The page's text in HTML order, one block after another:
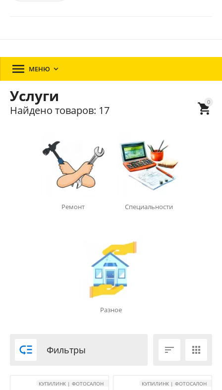
0

 МЕНЮ 
Услуги
Найдено товаров: 17
Ремонт Специальности
Разное
 Фильтры  
КУПИЛИНК | ФОТОСАЛОН КУПИЛИНК | ФОТОСАЛОН